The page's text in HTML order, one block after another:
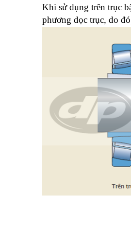
Khi sử dụng trên trục
phương dọc trục, do